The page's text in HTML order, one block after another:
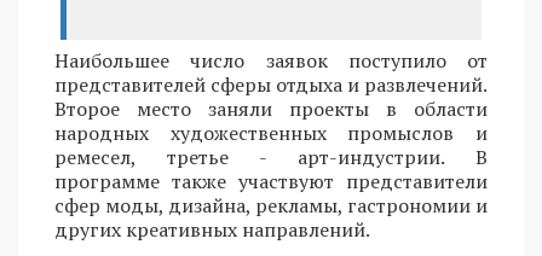
Наибольшее число заявок поступило от
представителей сферы отдыха и развлечений.
Второе место заняли проекты в области
народных художественных промыслов и
ремесел, третье - арт-индустрии. В
программе также участвуют представители
сфер моды, дизайна, рекламы, гастрономии и
других креативных направлений.